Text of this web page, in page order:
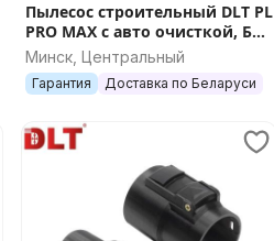
Пылесос строительный DLT PL
PRO MAX с авто очисткой, БЕЗ
пульта дистанционного
управления, арт.4311
Минск, Центральный
Гарантия Доставка по Беларуси